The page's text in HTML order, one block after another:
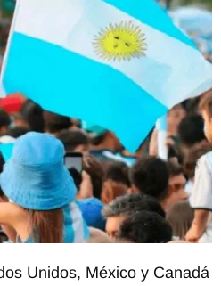
Unidos, México y Canadá